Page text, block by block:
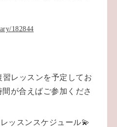
182844
レッスンを予定してお
が合えばご参加くださ
ッスンスケジュール💫